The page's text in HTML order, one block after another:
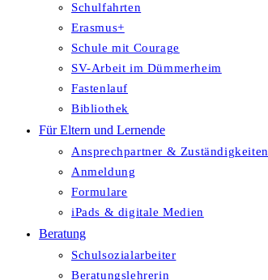
Schulfahrten
Erasmus+
Schule mit Courage
SV-Arbeit im Dümmerheim
Fastenlauf
Bibliothek
Für Eltern und Lernende
Ansprechpartner & Zuständigkeiten
Anmeldung
Formulare
iPads & digitale Medien
Beratung
Schulsozialarbeiter
Beratungslehrerin